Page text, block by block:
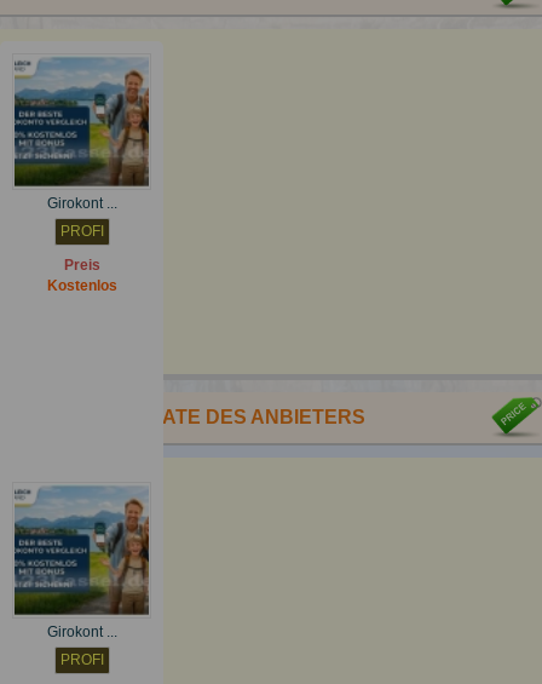
Girokont ...
PROFI
Preis
Kostenlos
ANDERE INSERATE DES ANBIETERS
Girokont ...
PROFI